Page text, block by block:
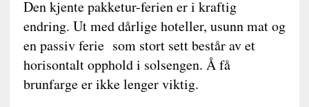
Den kjente pakketur-ferien er i kraftig
endring. Ut med dårlige hoteller, usunn mat og
en passiv ferie som stort sett består av et
horisontalt opphold i solsengen. Å få
brunfarge er ikke lenger viktig.